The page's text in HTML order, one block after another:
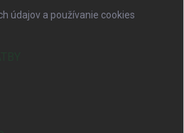
údajov a používanie cookies